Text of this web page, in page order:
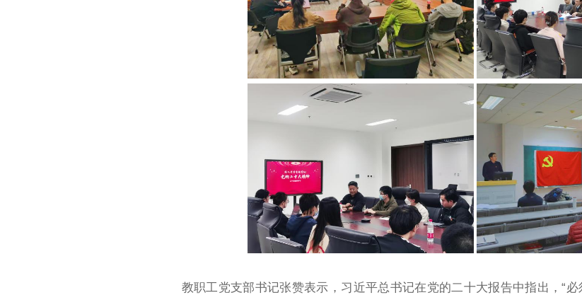
教职工党支部书记张赞表示，习近平总书记在党的二十大报告中指出，“